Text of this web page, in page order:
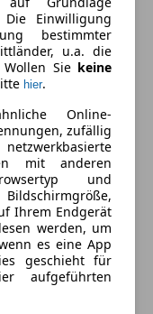
Einwilligung
bestimmter
u.a. die
Wollen Sie keine
hier.
Online-
zufällig
mit anderen
und
Ihrem Endgerät
werden, um
es eine App
geschieht für
aufgeführten